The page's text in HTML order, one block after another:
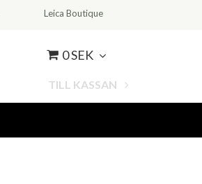
Leica Boutique
0 SEK
TILL KASSAN